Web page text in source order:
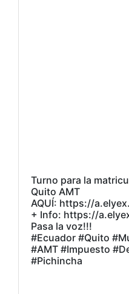
Turno para la
Quito AMT
AQUÍ: https://
+ Info: https://
Pasa la voz!!!
#Ecuador #Quito
#AMT #Impuesto
#Pichincha